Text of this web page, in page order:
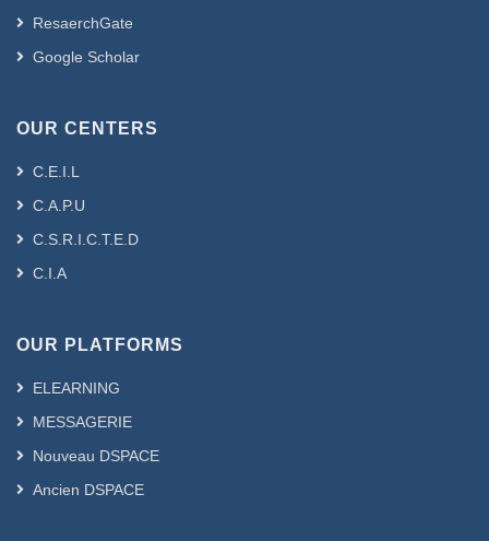
ResaerchGate
Google Scholar
OUR CENTERS
C.E.I.L
C.A.P.U
C.S.R.I.C.T.E.D
C.I.A
OUR PLATFORMS
ELEARNING
MESSAGERIE
Nouveau DSPACE
Ancien DSPACE